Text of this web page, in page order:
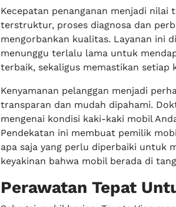
Kecepatan penanganan menjadi
terstruktur, proses diagnosa dan
mengorbankan kualitas. Layanan ini
menunggu terlalu lama untuk
terbaik, sekaligus memastikan setiap
Kenyamanan pelanggan menjadi
transparan dan mudah dipahami.
mengenai kondisi kaki-kaki mobil
Pendekatan ini membuat pemilik
apa saja yang perlu diperbaiki untuk
keyakinan bahwa mobil berada di
Perawatan Tepat